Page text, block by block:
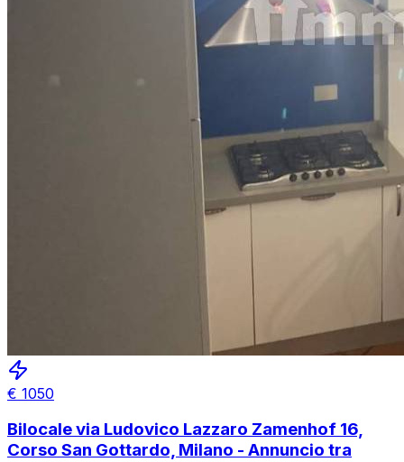
€ 1050
Bilocale via Ludovico Lazzaro Zamenhof 16,
Corso San Gottardo, Milano - Annuncio tra